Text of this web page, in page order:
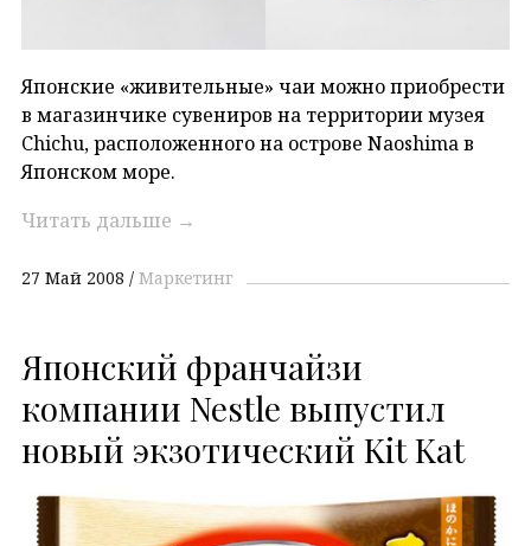
Японские «живительные» чаи можно приобрести
в магазинчике сувениров на территории музея
Chichu, расположенного на острове Naoshima в
Японском море.
Читать дальше →
27 Май 2008 Маркетинг
Японский франчайзи
компании Nestle выпустил
новый экзотический Kit Kat